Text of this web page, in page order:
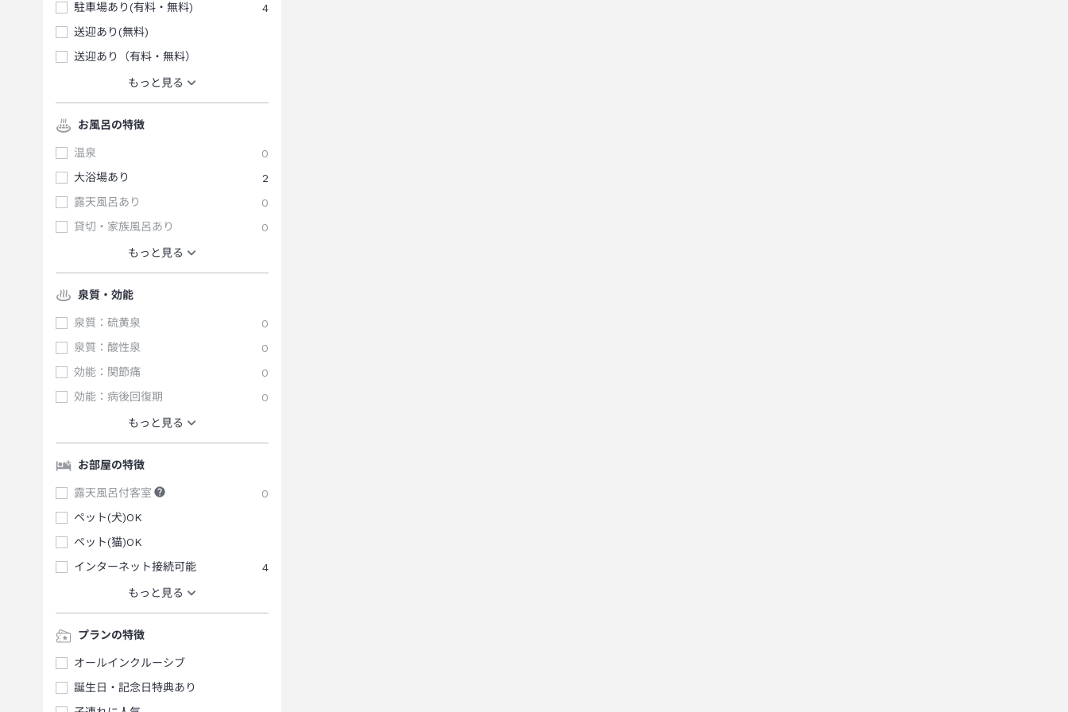
駐車場あり(有料・無料)
4
送迎あり(無料)
送迎あり（有料・無料）
もっと見る
お風呂の特徴
温泉
0
大浴場あり
2
露天風呂あり
0
貸切・家族風呂あり
0
もっと見る
泉質・効能
泉質：硫黄泉
0
泉質：酸性泉
0
効能：関節痛
0
効能：病後回復期
0
もっと見る
お部屋の特徴
露天風呂付客室
0
ペット(犬)OK
ペット(猫)OK
インターネット接続可能
4
もっと見る
プランの特徴
オールインクルーシブ
誕生日・記念日特典あり